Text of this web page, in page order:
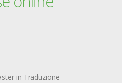
in Traduzione